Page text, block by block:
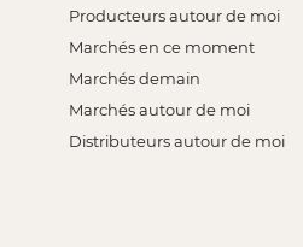
Producteurs autour de moi
Marchés en ce moment
Marchés demain
Marchés autour de moi
Distributeurs autour de moi